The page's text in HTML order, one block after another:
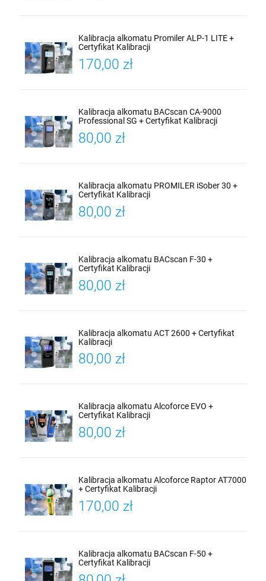
Kalibracja alkomatu Promiler ALP-1 LITE +
Certyfikat Kalibracji
170,00 zł
Kalibracja alkomatu BACscan CA-9000
Professional SG + Certyfikat Kalibracji
80,00 zł
Kalibracja alkomatu PROMILER iSober 30 +
Certyfikat Kalibracji
80,00 zł
Kalibracja alkomatu BACscan F-30 +
Certyfikat Kalibracji
80,00 zł
Kalibracja alkomatu ACT 2600 + Certyfikat
Kalibracji
80,00 zł
Kalibracja alkomatu Alcoforce EVO +
Certyfikat Kalibracji
80,00 zł
Kalibracja alkomatu Alcoforce Raptor AT7000
+ Certyfikat Kalibracji
170,00 zł
Kalibracja alkomatu BACscan F-50 +
Certyfikat Kalibracji